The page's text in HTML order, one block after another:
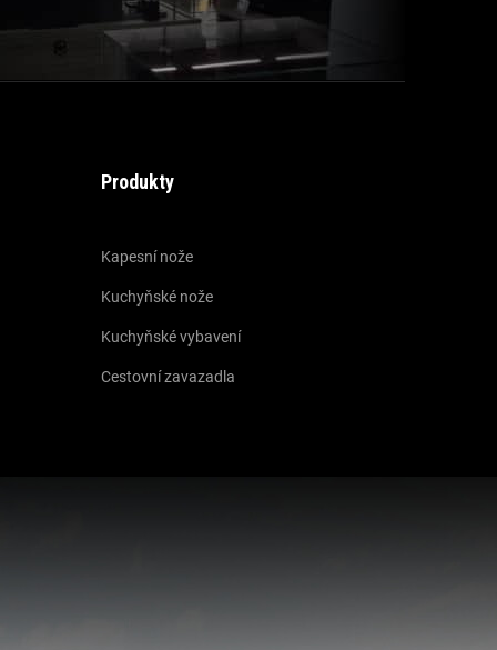
Produkty
Kapesní nože
Kuchyňské nože
Kuchyňské vybavení
Cestovní zavazadla